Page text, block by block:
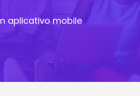
aplicativo mobile